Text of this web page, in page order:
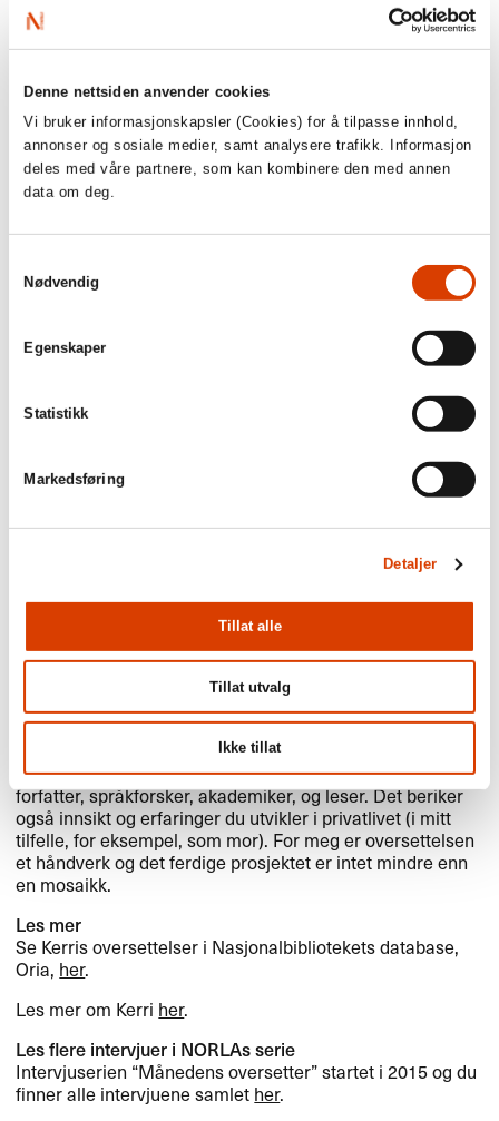
Denne nettsiden anvender cookies
Vi bruker informasjonskapsler (Cookies) for å tilpasse innhold,
annonser og sosiale medier, samt analysere trafikk. Informasjon
deles med våre partnere, som kan kombinere den med annen
data om deg.
Nødvendig
Egenskaper
Statistikk
Markedsføring
Detaljer
Tillat alle
Tillat utvalg
Ikke tillat
Den største språklige misforståelsen i siste liten er
kanskje skjedd i novellen “Reisen mot øya” av Laila Stien.
siden jeg ikke har sett dette, hadde jeg ingen anelse om
Men forfatteren var spesielt hjelpsom og sendte til og
med bilder!
Har du en spesiell norsk bok som står ditt hjerte nær? I så
Det er vanskelig å si, men kanskje om jeg skal nevne en
som jeg har oversatt: Tor UlvensAvløsning
og muligheten til å få sette tennene mine i et slikt poetisk
språk. Men jeg beundrer også hele den norske novelle-
(eller: kort prosa-) tradisjonen.
Hva er det beste med å være oversetter?
Å være oversetter krever ferdighetene jeg har som
forfatter, språkforsker, akademiker, og leser. Det beriker
også innsikt og erfaringer du utvikler i privatlivet (i mitt
tilfelle, for eksempel, som mor). For meg er oversettelsen
et håndverk og det ferdige prosjektet er intet mindre enn
en mosaikk.
Les mer
Se Kerris oversettelser i Nasjonalbibliotekets database,
Oria, her.
Les mer om Kerri her.
Les flere intervjuer i NORLAs serie
Intervjuserien “Månedens oversetter” startet i 2015 og du
finner alle intervjuene samlet her.